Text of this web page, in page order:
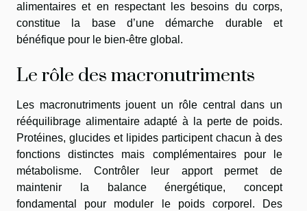
alimentaires et en respectant les besoins du corps,
constitue la base d’une démarche durable et
bénéfique pour le bien-être global.
Le rôle des macronutriments
Les macronutriments jouent un rôle central dans un
rééquilibrage alimentaire adapté à la perte de poids.
Protéines, glucides et lipides participent chacun à des
fonctions distinctes mais complémentaires pour le
métabolisme. Contrôler leur apport permet de
maintenir la balance énergétique, concept
fondamental pour moduler le poids corporel. Des